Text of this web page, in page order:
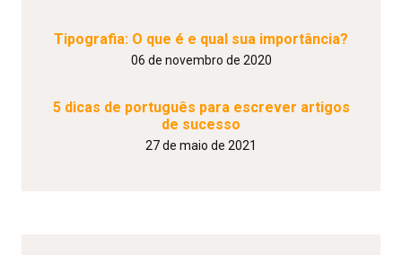
Tipografia: O que é e qual sua importância?
06 de novembro de 2020
5 dicas de português para escrever artigos
de sucesso
27 de maio de 2021